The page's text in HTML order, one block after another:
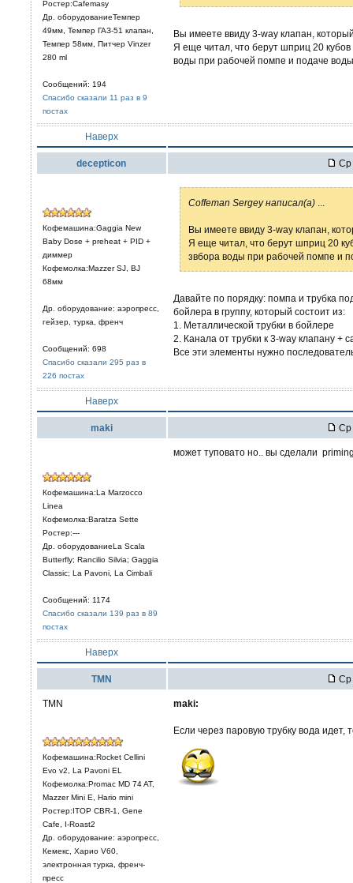
Ростер:Cafemasy
Др. оборудованиеТемпер
49мм, Темпер ГАЗ-51 клапан,
Темпер 58мм, Питчер Vinzer
280 ml
Сообщений: 194
Спасибо сказали 11 раз в 9
постах
Вы имеете ввиду 3-way клапан,
Я еще читал, что берут шприц 20
воды при рабочей помпе и подаче воды
Наверх
decepticon Ср
Кофемашина:Gaggia New
Baby Dose + preheat + PID +
диммер
Кофемолка:Mazzer SJ, BJ
68мм
Др. оборудование: аэропресс,
гейзер, турка, френч
Сообщений: 698
Спасибо сказали 295 раз в
226 постах
Coffeman Sergey написал(а)
Вы имеете ввиду 3-way клапан,
Я еще читал, что берут шприц 20
звбора воды при рабочей помпе и
Давайте по порядку: помпа и трубка
бойлера в группу, который состоит из:
1. Металлической трубки в бойлере
2. Канала от трубки к 3-way клапану +
Все эти элементы нужно
Наверх
maki Ср
Кофемашина:La Marzocco
Linea
Кофемолка:Baratza Sette
Ростер:---
Др. оборудованиеLa Scala
Butterfly; Rancilio Silvia; Gaggia
Classic; La Pavoni, La Cimbali
Сообщений: 1174
Спасибо сказали 139 раз в 89
постах
может туповато но.. вы сделали
Наверх
TMN Ср
TMN
Кофемашина:Rocket Cellini
Evo v2, La Pavoni EL
Кофемолка:Promac MD 74 AT,
Mazzer Mini E, Hario mini
Ростер:ITOP CBR-1, Gene
Cafe, I-Roast2
Др. оборудование: аэропресс,
Кемекс, Харио V60,
электронная турка, френч-
пресс
maki:
Если через паровую трубку вода